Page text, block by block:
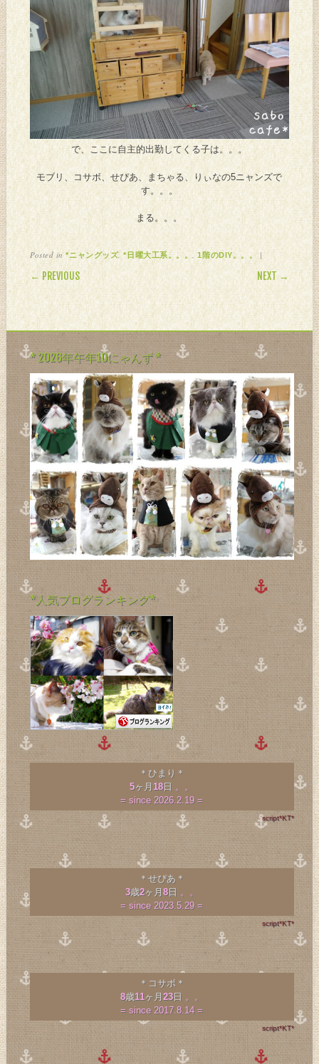
で、ここに自主的出勤してくる子は。。。
モブリ、コサボ、せぴあ、まちゃる、りぃなの5ニャンズで
す。。。
まる。。。
Posted in*ニャングッズ,*日曜大工系。。。,1階のDIY。。。 |
POST NAVIGATION
← PREVIOUS NEXT →
* 2026年午年10にゃんず *
*人気ブログランキング*
＊ひまり＊
5ヶ月 18日 。。
= since 2026.2.19 =
script*KT*
＊せぴあ＊
3歳2ヶ月8日 。。
= since 2023.5.29 =
script*KT*
＊コサボ＊
8歳11ヶ月23日 。。
= since 2017.8.14 =
script*KT*